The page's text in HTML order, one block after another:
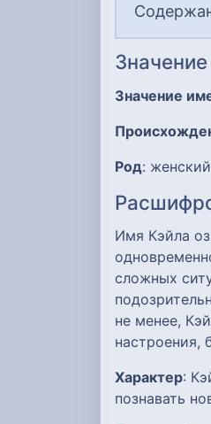
Значение
Род:
Имя Кэйла
сложных
не менее,
настроения,
Характер:
познавать